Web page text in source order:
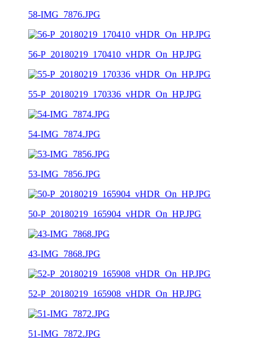
58-IMG_7876.JPG
56-P_20180219_170410_vHDR_On_HP.JPG
55-P_20180219_170336_vHDR_On_HP.JPG
54-IMG_7874.JPG
53-IMG_7856.JPG
50-P_20180219_165904_vHDR_On_HP.JPG
43-IMG_7868.JPG
52-P_20180219_165908_vHDR_On_HP.JPG
51-IMG_7872.JPG